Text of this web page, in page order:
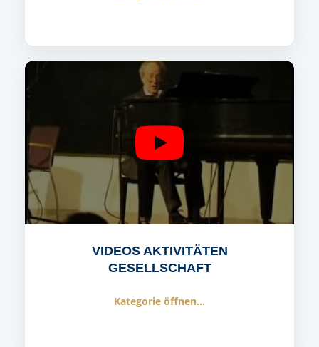
VIDEOS AKTIVITÄTEN
GESELLSCHAFT
Kategorie öffnen...